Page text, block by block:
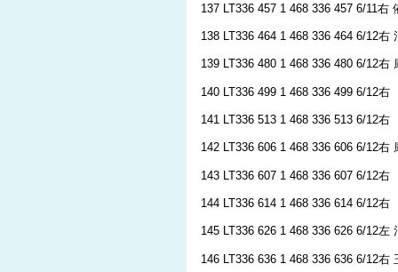
137 LT336 457 1 468 336 457 6/11右
138 LT336 464 1 468 336 464 6/12右
139 LT336 480 1 468 336 480 6/12右
140 LT336 499 1 468 336 499 6/12右
141 LT336 513 1 468 336 513 6/12右
142 LT336 606 1 468 336 606 6/12右
143 LT336 607 1 468 336 607 6/12右
144 LT336 614 1 468 336 614 6/12右
145 LT336 626 1 468 336 626 6/12左
146 LT336 636 1 468 336 636 6/12右